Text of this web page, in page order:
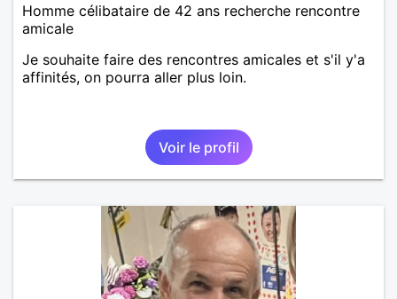
Homme célibataire de 42 ans recherche rencontre
amicale
Je souhaite faire des rencontres amicales et s'il y'a
affinités, on pourra aller plus loin.
Voir le profil